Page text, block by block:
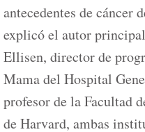
antecedentes de cáncer
explicó el autor
Ellisen, director de
Mama del Hospital
profesor de la Facultad
de Harvard, ambas